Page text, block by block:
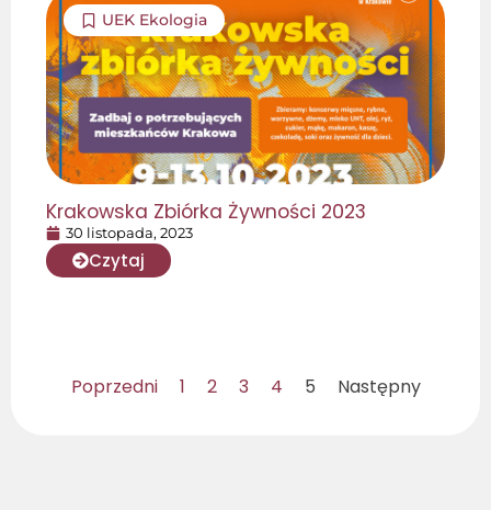
UEK Ekologia
Krakowska Zbiórka Żywności 2023
30 listopada, 2023
Czytaj
Poprzedni 1 2 3 4 5 Następny